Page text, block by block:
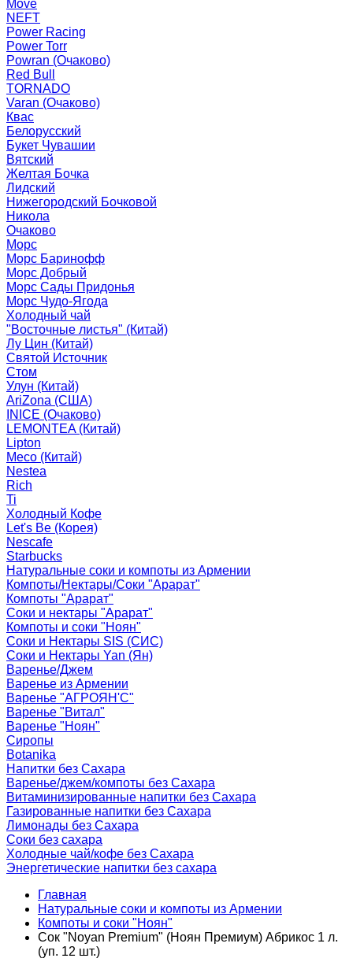
Move
NEFT
Power Racing
Power Torr
Powran (Очаково)
Red Bull
TORNADO
Varan (Очаково)
Квас
Белорусский
Букет Чувашии
Вятский
Желтая Бочка
Лидский
Нижегородский Бочковой
Никола
Очаково
Морс
Морс Баринофф
Морс Добрый
Морс Сады Придонья
Морс Чудо-Ягода
Холодный чай
"Восточные листья" (Китай)
Лу Цин (Китай)
Святой Источник
Стом
Улун (Китай)
AriZona (США)
INICE (Очаково)
LEMONTEA (Китай)
Lipton
Meco (Китай)
Nestea
Rich
Ti
Холодный Кофе
Let's Be (Корея)
Nescafe
Starbucks
Натуральные соки и компоты из Армении
Компоты/Нектары/Соки "Арарат"
Компоты "Арарат"
Соки и нектары "Арарат"
Компоты и соки "Ноян"
Соки и Нектары SIS (СИС)
Соки и Нектары Yan (Ян)
Варенье/Джем
Варенье из Армении
Варенье "АГРОЯН'С"
Варенье "Витал"
Варенье "Ноян"
Сиропы
Botanika
Напитки без Сахара
Варенье/джем/компоты без Сахара
Витаминизированные напитки без Сахара
Газированные напитки без Сахара
Лимонады без Сахара
Соки без сахара
Холодные чай/кофе без Сахара
Энергетические напитки без сахара
Главная
Натуральные соки и компоты из Армении
Компоты и соки "Ноян"
Сок "Noyan Premium" (Ноян Премиум) Абрикос 1 л.
(уп. 12 шт.)